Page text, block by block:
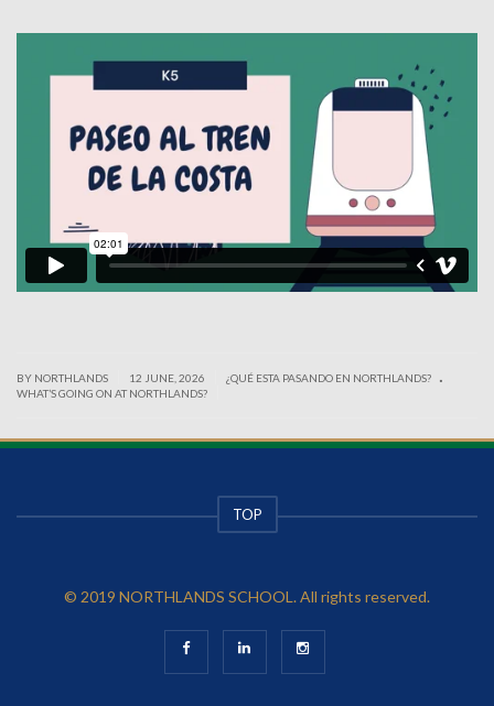
BY NORTHLANDS 12 JUNE, 2026 ¿QUÉ ESTA PASANDO EN NORTHLANDS? .
WHAT’S GOING ON AT NORTHLANDS?
TOP
© 2019 NORTHLANDS SCHOOL. All rights reserved.